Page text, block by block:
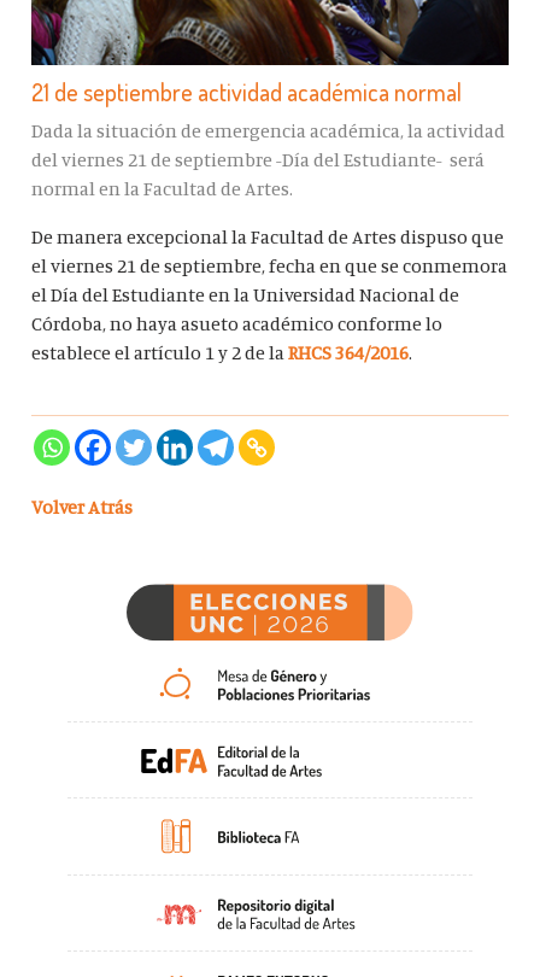
21 de septiembre actividad académica normal
Dada la situación de emergencia académica, la actividad
del viernes 21 de septiembre -Día del Estudiante- será
normal en la Facultad de Artes.
De manera excepcional la Facultad de Artes dispuso que
el viernes 21 de septiembre, fecha en que se conmemora
el Día del Estudiante en la Universidad Nacional de
Córdoba, no haya asueto académico conforme lo
establece el artículo 1 y 2 de laRHCS 364/2016.
Volver Atrás